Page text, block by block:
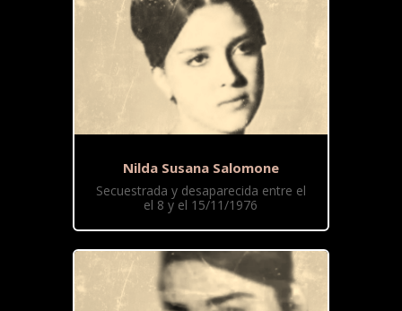
Nilda Susana Salomone
Secuestrada y desaparecida entre el
el 8 y el 15/11/1976